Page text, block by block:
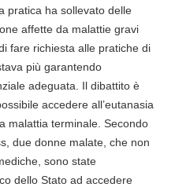
pratica ha sollevato delle
affette da malattie gravi
fare richiesta alle pratiche di
più garantendo
adeguata. Il dibattito è
accedere all’eutanasia
malattia terminale. Secondo
due donne malate, che non
sono state
dello Stato ad accedere